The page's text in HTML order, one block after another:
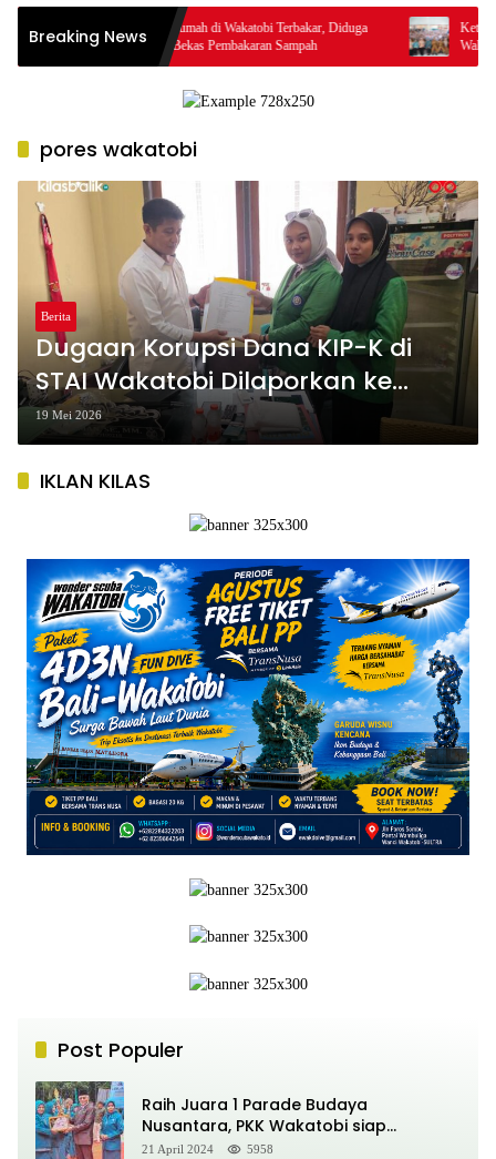
Breaking News
Pekarangan Rumah di Wakatobi Terbakar, Diduga
Dipicu Bara Bekas Pembakaran Sampah
Ketua TP PKK
Wakatobi
pores wakatobi
Berita
Dugaan Korupsi Dana KIP-K di
STAI Wakatobi Dilaporkan ke
Kejari dan Polres, Mahasiswa
Tuntut Transparansi
19 Mei 2026
IKLAN KILAS
Post Populer
Raih Juara 1 Parade Budaya
Nusantara, PKK Wakatobi siap
Promosikan Kansodaa Cultural di
21 April 2024 5958